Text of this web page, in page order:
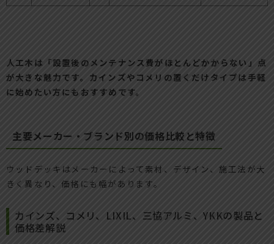
人工木は「設置後のメンテナンス費がほとんどかからない」点
が大きな魅力です。カインズやコメリの置くだけタイプは手軽
に始めたい方にもおすすめです。
主要メーカー・ブランド別の価格比較と特徴
ウッドデッキはメーカーによって素材、デザイン、施工法が大
きく異なり、価格にも幅があります。
カインズ、コメリ、LIXIL、三協アルミ、YKKの製品と
価格差解説